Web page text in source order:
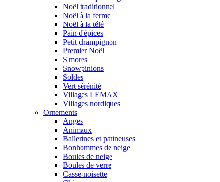
Noël traditionnel
Noël à la ferme
Noël à la télé
Pain d'épices
Petit champignon
Premier Noël
S'mores
Snowpinions
Soldes
Vert sérénité
Villages LEMAX
Villages nordiques
Ornements
Anges
Animaux
Ballerines et patineuses
Bonhommes de neige
Boules de neige
Boules de verre
Casse-noisette